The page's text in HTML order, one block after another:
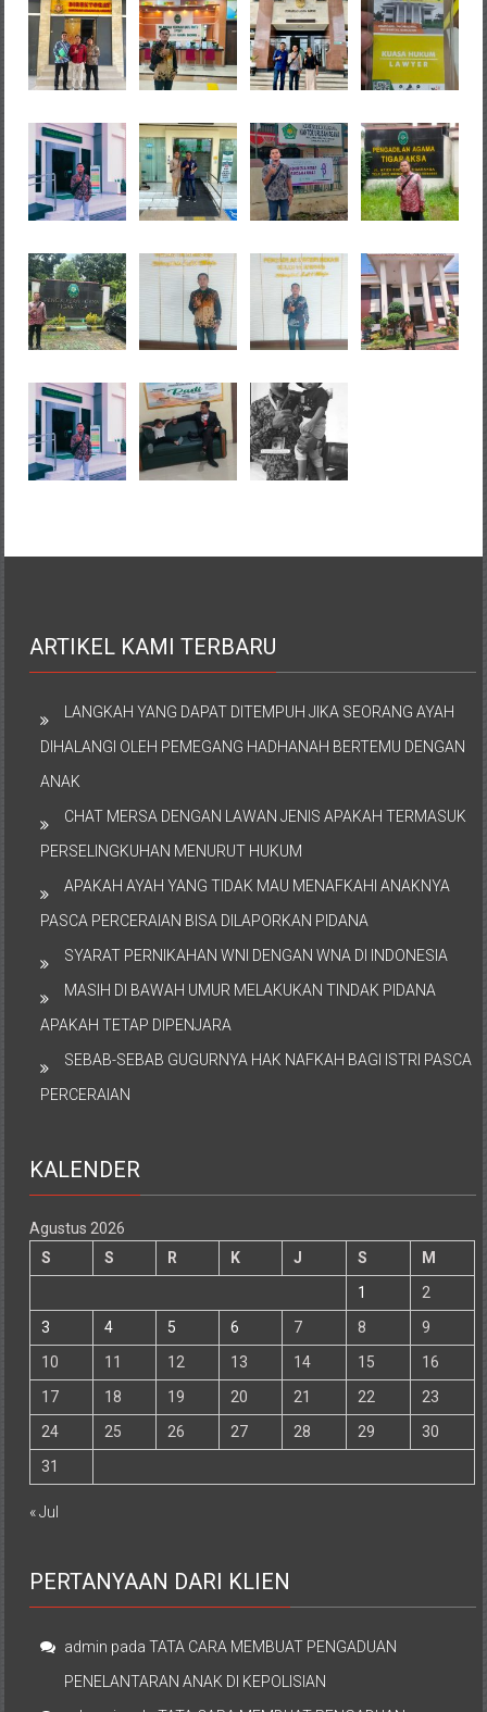
ARTIKEL KAMI TERBARU
LANGKAH YANG DAPAT DITEMPUH JIKA SEORANG AYAH
DIHALANGI OLEH PEMEGANG HADHANAH BERTEMU DENGAN
ANAK
CHAT MERSA DENGAN LAWAN JENIS APAKAH TERMASUK
PERSELINGKUHAN MENURUT HUKUM
APAKAH AYAH YANG TIDAK MAU MENAFKAHI ANAKNYA
PASCA PERCERAIAN BISA DILAPORKAN PIDANA
SYARAT PERNIKAHAN WNI DENGAN WNA DI INDONESIA
MASIH DI BAWAH UMUR MELAKUKAN TINDAK PIDANA
APAKAH TETAP DIPENJARA
SEBAB-SEBAB GUGURNYA HAK NAFKAH BAGI ISTRI PASCA
PERCERAIAN
KALENDER
Agustus 2026
S
S R K J S
M
1
2
3
4 5 6 7 8
9
10
11 12 13 14 15
16
17
18 19 20 21 22
23
24
25 26 27 28 29
30
31
« Jul
PERTANYAAN DARI KLIEN
admin padaTATA CARA MEMBUAT PENGADUAN
PENELANTARAN ANAK DI KEPOLISIAN